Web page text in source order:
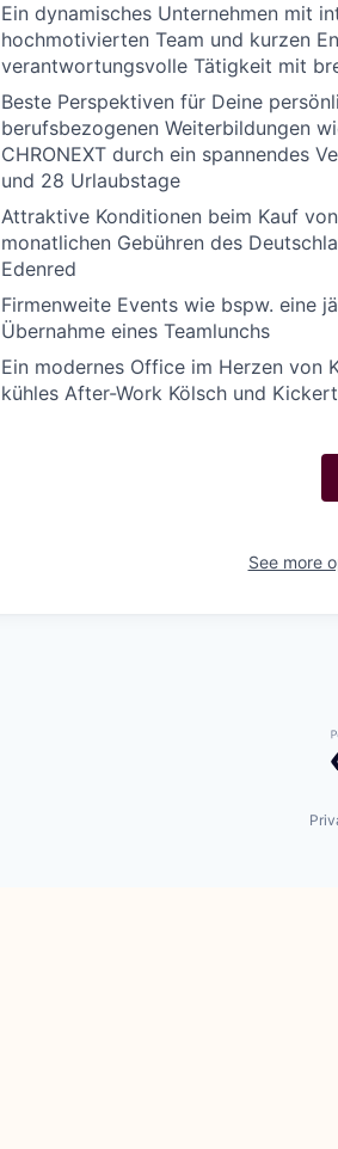
Ein dynamisches Unternehmen mit
hochmotivierten Team und kurzen
verantwortungsvolle Tätigkeit mit
Beste Perspektiven für Deine
berufsbezogenen Weiterbildungen
CHRONEXT durch ein spannendes
und 28 Urlaubstage
Attraktive Konditionen beim Kauf
monatlichen Gebühren des
Edenred
Firmenweite Events wie bspw. eine
Übernahme eines Teamlunchs
Ein modernes Office im Herzen von
kühles After-Work Kölsch und
See more